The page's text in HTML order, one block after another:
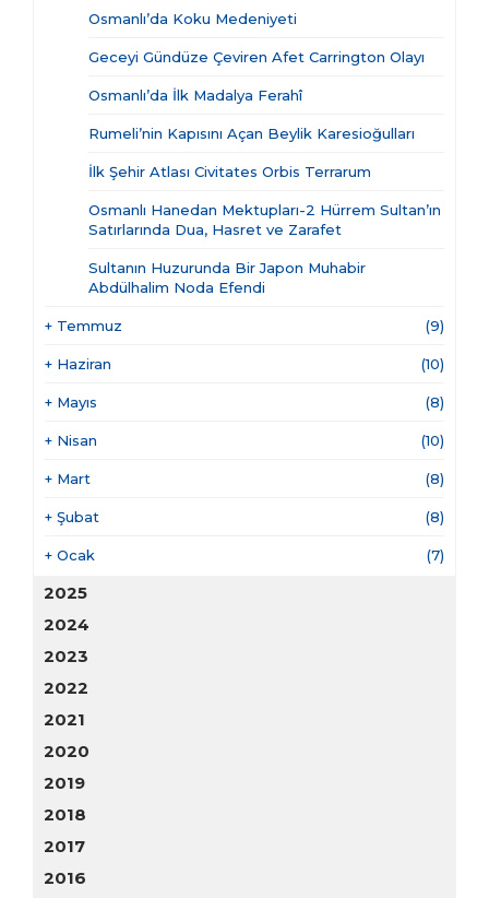
Osmanlı’da Koku Medeniyeti
Geceyi Gündüze Çeviren Afet Carrington Olayı
Osmanlı’da İlk Madalya Ferahî
Rumeli’nin Kapısını Açan Beylik Karesioğulları
İlk Şehir Atlası Civitates Orbis Terrarum
Osmanlı Hanedan Mektupları-2 Hürrem Sultan’ın
Satırlarında Dua, Hasret ve Zarafet
Sultanın Huzurunda Bir Japon Muhabir
Abdülhalim Noda Efendi
+ Temmuz (9)
+ Haziran (10)
+ Mayıs (8)
+ Nisan (10)
+ Mart (8)
+ Şubat (8)
+ Ocak (7)
2025
2024
2023
2022
2021
2020
2019
2018
2017
2016